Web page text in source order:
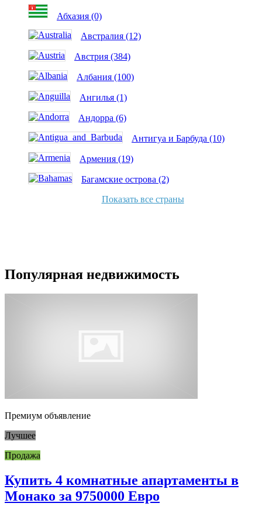
Абхазия (0)
Австралия (12)
Австрия (384)
Албания (100)
Ангилья (1)
Андорра (6)
Антигуа и Барбуда (10)
Армения (19)
Багамские острова (2)
Показать все страны
Популярная недвижимость
Премиум объявление
Лучшее
Продажа
Купить 4 комнатные апартаменты в
Монако за 9750000 Евро